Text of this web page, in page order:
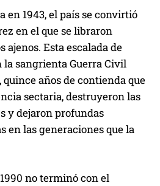
en 1943, el país se convirtió
en el que se libraron
Esta escalada de
sangrienta Guerra Civil
quince años de contienda que
sectaria, destruyeron las
y dejaron profundas
en las generaciones que la
no terminó con el